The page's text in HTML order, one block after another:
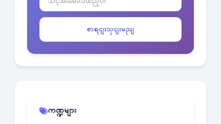
စာရငျးသှငျးမညျ
ကဏ္ဍများ